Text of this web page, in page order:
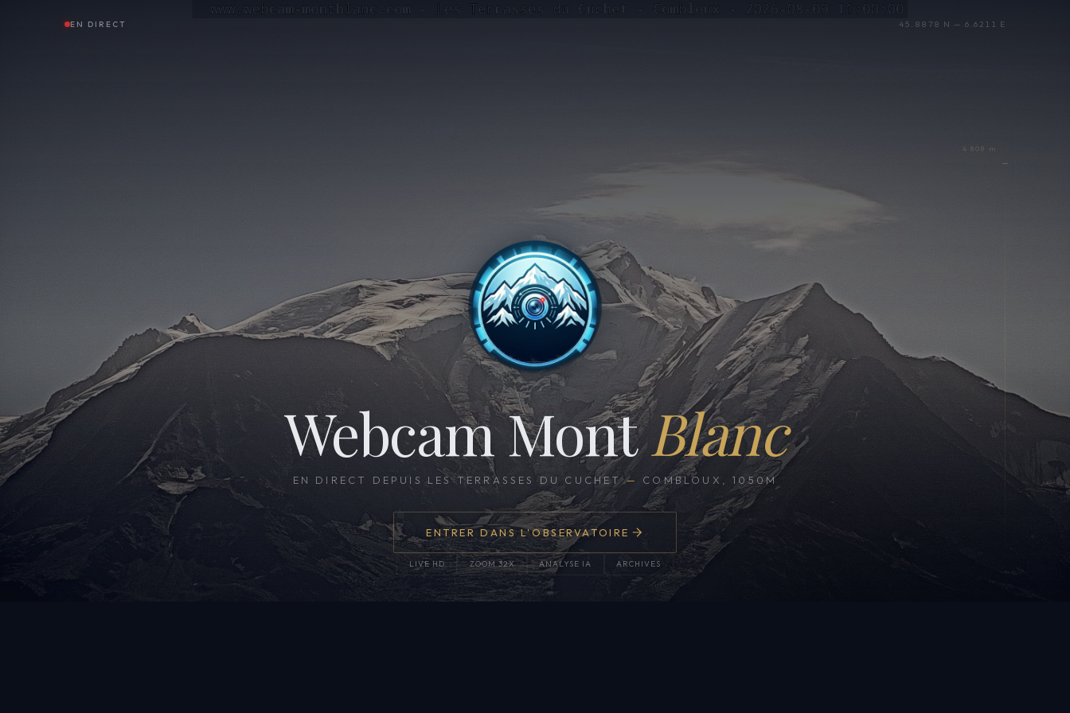
EN DIRECT 45.8878 N — 6.6211 E
Webcam MontBlanc
EN DIRECT DEPUIS LES TERRASSES DU CUCHET— COMBLOUX, 1050M
ENTRER DANS L'OBSERVATOIRE
LIVE HD ZOOM 32X ANALYSE IA ARCHIVES